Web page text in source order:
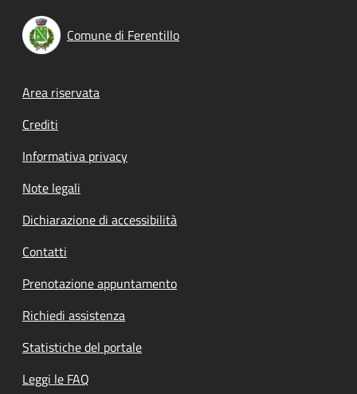
Comune di Ferentillo
Footer menu
Area riservata
Crediti
Informativa privacy
Note legali
Dichiarazione di accessibilità
Contatti
Prenotazione appuntamento
Richiedi assistenza
Statistiche del portale
Leggi le FAQ